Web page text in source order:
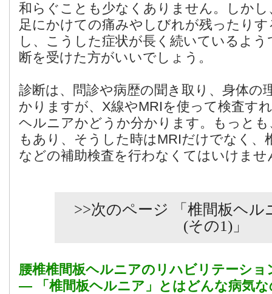
和らぐことも少なくありません。しか
足にかけての痛みやしびれが残ったり
し、こうした症状が長く続いているよ
断を受けた方がいいでしょう。
診断は、問診や病歴の聞き取り、身体の
かりますが、X線やMRIを使って検査す
ヘルニアかどうか分かります。もっと
もあり、そうした時はMRIだけでなく、
などの補助検査を行わなくてはいけませ
>>次のページ 「椎間板ヘル
(その1)」
腰椎椎間板ヘルニアのリハビリテーショ
― 「椎間板ヘルニア」とはどんな病気